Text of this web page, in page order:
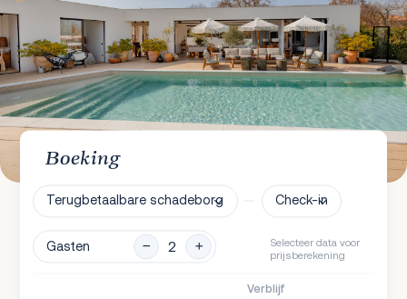
Boeking
Terugbetaalbare schadeborg Check-in
Gasten
Selecteer data voor
prijsberekening
Verblijf